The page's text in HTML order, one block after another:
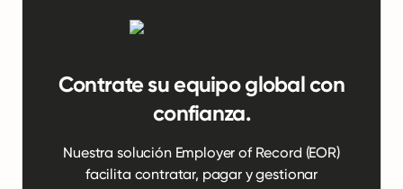
Contrate su equipo global con
confianza.
Nuestra solución Employer of Record (EOR)
facilita contratar, pagar y gestionar